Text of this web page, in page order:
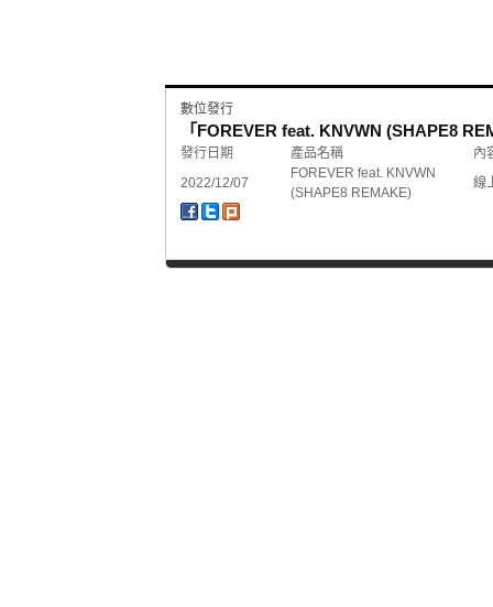
數位發行
「FOREVER feat. KNVWN (SHAPE8
發行日期 產品名稱
內
2022/12/07
FOREVER feat. KNVWN
(SHAPE8 REMAKE)
線